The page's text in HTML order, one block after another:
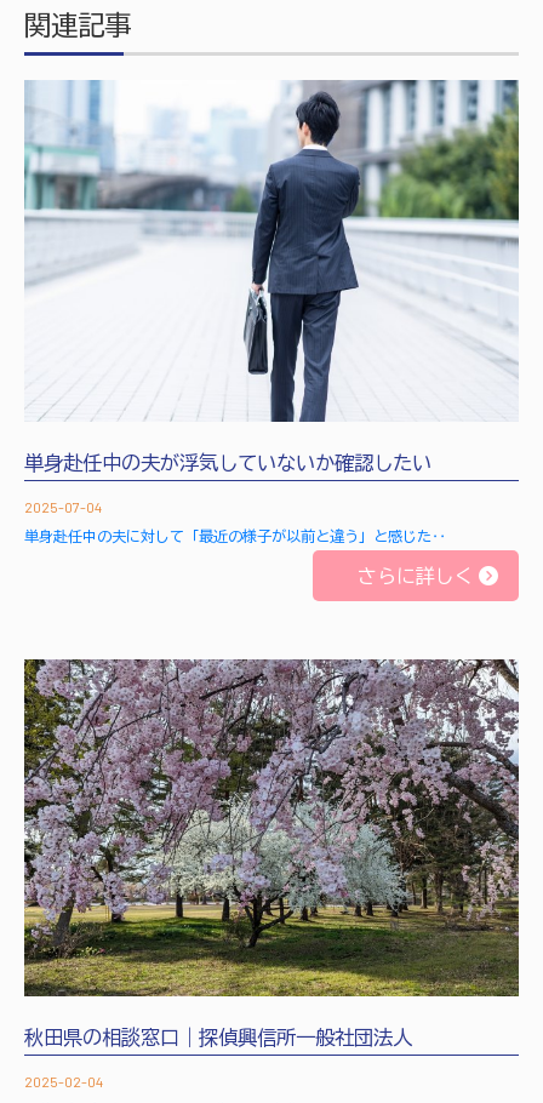
関連記事
単身赴任中の夫が浮気していないか確認したい
2025-07-04
単身赴任中の夫に対して「最近の様子が以前と違う」と感じた‥
さらに詳しく
秋田県の相談窓口｜探偵興信所一般社団法人
2025-02-04